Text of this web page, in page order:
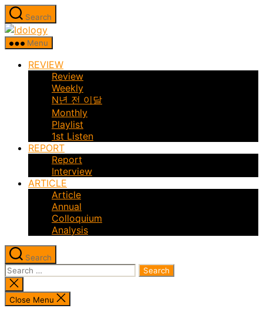
Skip
to
the
content
Search
Idology
Menu
REVIEW
Review
Weekly
N년 전 이달
Monthly
Playlist
1st Listen
REPORT
Report
Interview
ARTICLE
Article
Annual
Colloquium
Analysis
Search
Search
for:
Close
search
Close Menu